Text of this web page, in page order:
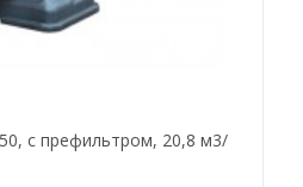
с префильтром, 20,8 м3/